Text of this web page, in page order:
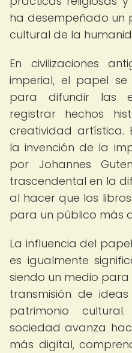
ha desempeñado un
cultural de la
En civilizaciones
imperial, el papel
para difundir las
registrar hechos
creatividad artística.
la invención de la
por Johannes
trascendental en la
al hacer que los
para un público más
La influencia del
es igualmente
siendo un medio
transmisión de
patrimonio
sociedad avanza
más digital,